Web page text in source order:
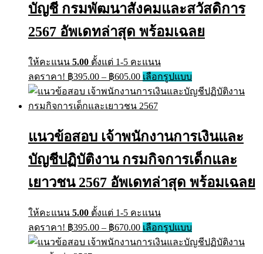
be
chosen
on
the
บัญชี กรมพัฒนาสังคมและสวัสดิการ
2567 อัพเดทล่าสุด พร้อมเฉลย
ให้คะแนน 5.00 ตั้งแต่ 1-5 คะแนน
ลดราคา! ฿395.00 – ฿605.00Price
range:
฿395.00
through
เลือกรูปแบบThis
product
has
options
be
chosen
on
the
แนวข้อสอบ เจ้าพนักงานการเงินและ
บัญชีปฏิบัติงาน กรมกิจการเด็กและ
เยาวชน 2567 อัพเดทล่าสุด พร้อมเฉลย
ให้คะแนน 5.00 ตั้งแต่ 1-5 คะแนน
ลดราคา! ฿395.00 – ฿670.00Price
range:
฿395.00
เลือกรูปแบบThis
product
has